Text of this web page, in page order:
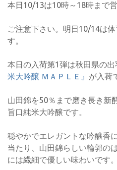
本日10/13は10時～18時まで
ご注意下さい。明日10/14は
す。
本日の入荷第1弾は秋田県の出
米大吟醸 ＭＡＰＬＥ』 が入荷
山田錦を50％まで磨き長き新
旨口純米大吟醸です。
穏やかでエレガントな吟醸香
当たり、山田錦らしい輪郭の
には繊細で優しい味わいです。